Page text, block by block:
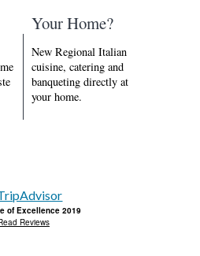
Your Home?
New Regional Italian
cuisine, catering and
banqueting directly at
your home.
of Excellence 2019
Reviews